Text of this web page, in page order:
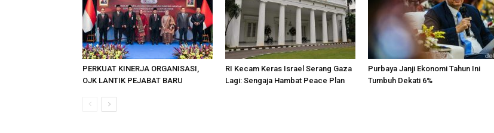
PERKUAT KINERJA ORGANISASI,
OJK LANTIK PEJABAT BARU
RI Kecam Keras Israel Serang Gaza
Lagi: Sengaja Hambat Peace Plan
Purbaya Janji Ekonomi Tahun Ini
Tumbuh Dekati 6%